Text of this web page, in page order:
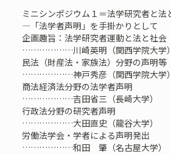
ミニシンポジウム１＝法学研究者と法
―「法学者声明」を手掛かりとして
企画趣旨：法学研究者運動と法と社会
………………川崎英明（関西学院大学
民法（財産法・家族法）分野の声明等
………………神戸秀彦（関西学院大学
商法経済法分野の法学者声明
………………吉田省三（長崎大学）
行政法分野の研究者声明
………………大田直史（龍谷大学）
労働法学会・学者による声明発出
………………和田 肇（名古屋大学）